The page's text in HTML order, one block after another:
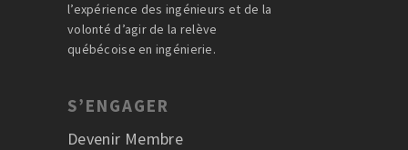
l’expérience des ingénieurs et de la
volonté d’agir de la relève
québécoise en ingénierie.
S’ENGAGER
Devenir Membre